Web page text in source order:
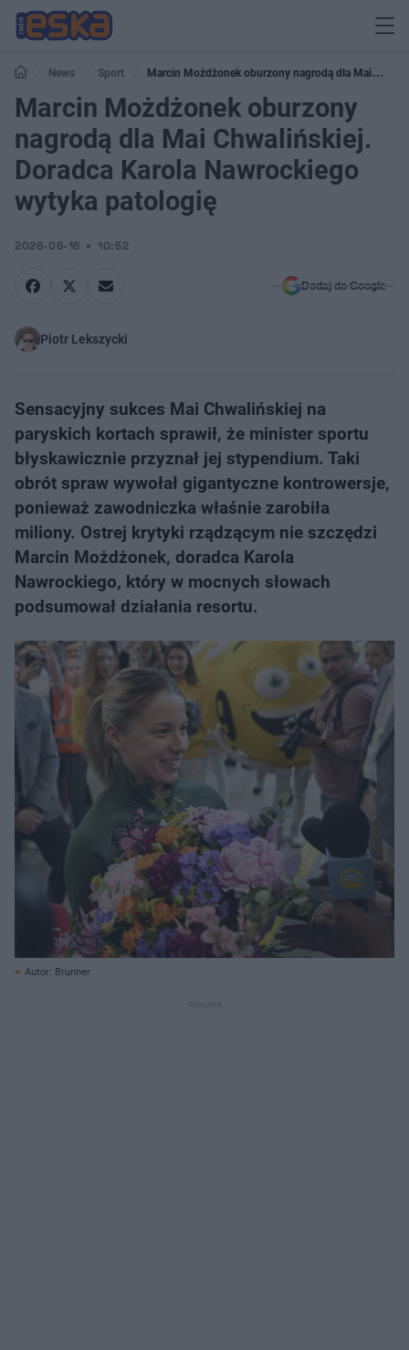
News Sport
Marcin Możdżonek oburzony nagrodą dla Mai
Chwalińskiej. Doradca Karola Nawrockiego wytyka patologię
Marcin Możdżonek oburzony
nagrodą dla Mai Chwalińskiej.
Doradca Karola Nawrockiego
wytyka patologię
2026-06-16 10:52
Dodaj do Google
Piotr Lekszycki
Sensacyjny sukces Mai Chwalińskiej na
paryskich kortach sprawił, że minister sportu
błyskawicznie przyznał jej stypendium. Taki
obrót spraw wywołał gigantyczne kontrowersje,
ponieważ zawodniczka właśnie zarobiła
miliony. Ostrej krytyki rządzącym nie szczędzi
Marcin Możdżonek, doradca Karola
Nawrockiego, który w mocnych słowach
podsumował działania resortu.
Autor: Brunner